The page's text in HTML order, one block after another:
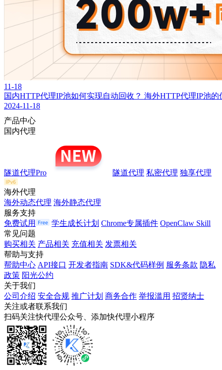
11-18
国内HTTP代理IP池如何实现自动回收？ 海外HTTP代理IP池
2024-11-18
产品中心
国内代理
隧道代理Pro 隧道代理 私密代理 独享代理
海外代理
海外动态代理 海外静态代理
服务支持
免费试用
学生成长计划 Chrome专属插件 OpenClaw Skill
常见问题
购买相关 产品相关 充值相关 发票相关
帮助与支持
帮助中心 API接口 开发者指南 SDK&代码样例 服务条款 隐私
政策 阳光公约
关于我们
公司介绍 安全合规 推广计划 商务合作 举报滥用 招贤纳士
关注或者联系我们
扫码关注快代理公众号、添加快代理小程序